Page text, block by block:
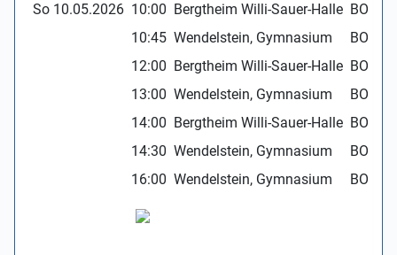
So 10.05.2026 10:00 Bergtheim Willi-Sauer-Halle BOL
10:45 Wendelstein, Gymnasium
BOL
12:00 Bergtheim Willi-Sauer-Halle BOL
13:00 Wendelstein, Gymnasium
BOL
14:00 Bergtheim Willi-Sauer-Halle BOL
14:30 Wendelstein, Gymnasium
BOL
16:00 Wendelstein, Gymnasium BOL